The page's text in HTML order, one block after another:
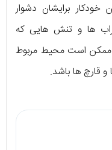
برایشان دشوار
ها و تنش هایی که
ممکن است محیط مربوط
قارچ ها باشد.